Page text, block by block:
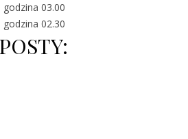
godzina 03.00
godzina 02.30